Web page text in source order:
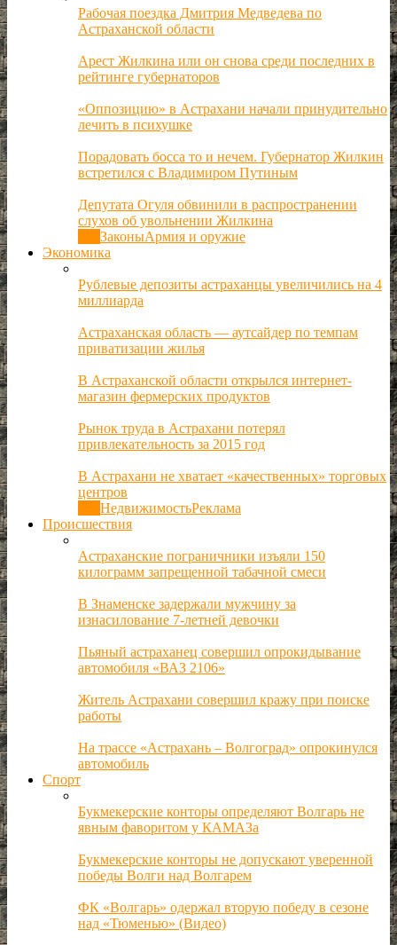
Рабочая поездка Дмитрия Медведева по
Астраханской области
Арест Жилкина или он снова среди последних в
рейтинге губернаторов
«Оппозицию» в Астрахани начали принудительно
лечить в психушке
Порадовать босса то и нечем. Губернатор Жилкин
встретился с Владимиром Путиным
Депутата Огуля обвинили в распространении
слухов об увольнении Жилкина
ЗаконыАрмия и оружие
Экономика
Рублевые депозиты астраханцы увеличились на 4
миллиарда
Астраханская область — аутсайдер по темпам
приватизации жилья
В Астраханской области открылся интернет-
магазин фермерских продуктов
Рынок труда в Астрахани потерял
привлекательность за 2015 год
В Астрахани не хватает «качественных» торговых
центров
НедвижимостьРеклама
Происшествия
Астраханские пограничники изъяли 150
килограмм запрещенной табачной смеси
В Знаменске задержали мужчину за
изнасилование 7-летней девочки
Пьяный астраханец совершил опрокидывание
автомобиля «ВАЗ 2106»
Житель Астрахани совершил кражу при поиске
работы
На трассе «Астрахань – Волгоград» опрокинулся
автомобиль
Спорт
Букмекерские конторы определяют Волгарь не
явным фаворитом у КАМАЗа
Букмекерские конторы не допускают уверенной
победы Волги над Волгарем
ФК «Волгарь» одержал вторую победу в сезоне
над «Тюменью» (Видео)